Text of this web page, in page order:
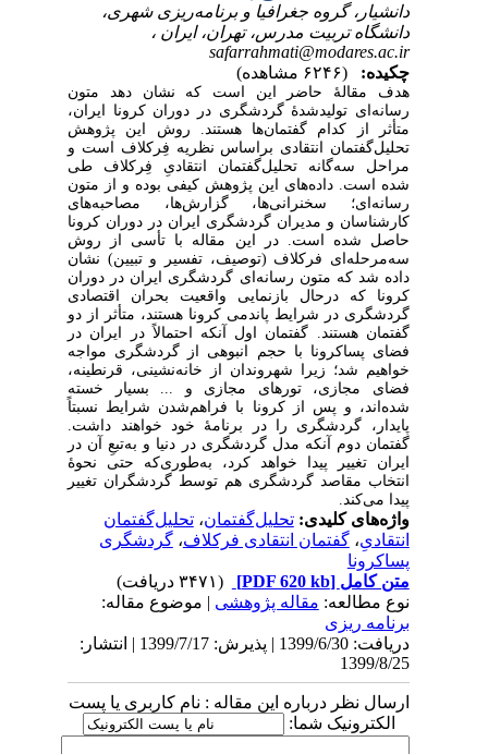
دانشیار، گروه جغرافیا و برنامه‌ریزی شهری،
دانشگاه تربیت ‌مدرس، تهران، ایران ،
safarrahmati@modares.ac.ir
چکیده:
هدف مقالۀ حاضر این است که نشان دهد متون
رسانه‌ای تولیدشدۀ گردشگری در دوران کرونا ایران،
متأثر از کدام گفتمان‌ها هستند. روش این پژوهش
تحلیل‌گفتمان انتقادی براساس نظریه فِرکلاف است و
مراحل سه‌گانه تحلیل‌گفتمان انتقادیِ فِرکلاف طی
شده است. داده‌های این پژوهش کیفی بوده و از متون
رسانه‌ای؛ سخنرانی‌ها، گزارش‌ها، مصاحبه‌های
کارشناسان و مدیران گردشگری ایران در دوران کرونا
حاصل شده است. در این مقاله با تأسی از روش
سه‌مرحله‌ای فرکلاف (توصیف، تفسیر و تبیین) نشان
داده شد که متون رسانه‌ای گردشگری ایران در دوران
کرونا که درحال بازنمایی واقعیت بحران اقتصادی
گردشگری در شرایط پاندمی کرونا هستند، متأثر از دو
گفتمان هستند. گفتمان اول آنکه احتمالاً در ایران در
فضای پساکرونا با حجم انبوهی از گردشگری مواجه
خواهیم شد؛ زیرا شهروندان از خانه‌نشینی، قرنطینه،
فضای مجازی، تورهای مجازی و ... بسیار خسته
شده‌اند، و پس از کرونا با فراهم‌شدن شرایط نسبتاً
پایدار، گردشگری را در برنامۀ خود خواهند داشت.
گفتمان دوم آنکه مدل گردشگری در دنیا و به‌تبعِ آن در
ایران تغییر پیدا خواهد کرد، به‌طوری‌که حتی نحوۀ
انتخاب مقاصد گردشگری هم توسط گردشگران تغییر
پیدا می‌کند.
واژه‌های کلیدی:تحلیل‌گفتمان،تحلیل‌گفتمان
انتقادیِ،گفتمان انتقادی فرکلاف ،گردشگری
پساکرونا
متن کامل[PDF 620 kb]
نوع مطالعه:مقاله پژوهشی| موضوع مقاله:
برنامه ریزی
دریافت: 1399/6/30 | پذیرش: 1399/7/17 | انتشار:
1399/8/25
ارسال نظر درباره این مقاله : نام کاربری یا پست
الکترونیک شما: